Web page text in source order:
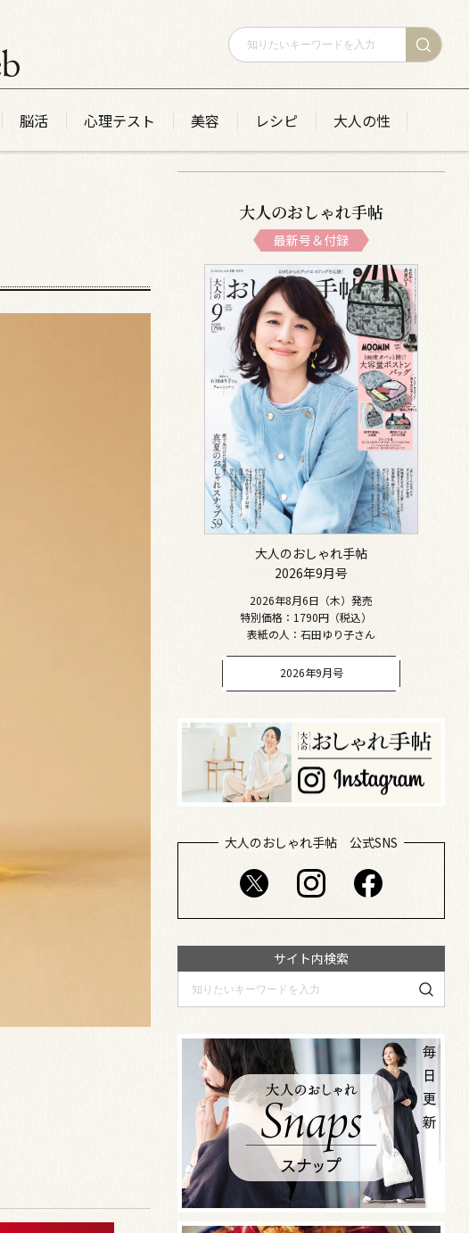
脳活 心理テスト 美容 レシピ 大人の性
大人のおしゃれ手帖
最新号＆付録
大人のおしゃれ手帖
2026年9月号
2026年8月6日（木）発売
特別価格：1790円（税込）
表紙の人：石田ゆり子さん
2026年9月号
大人のおしゃれ手帖 公式SNS
サイト内検索